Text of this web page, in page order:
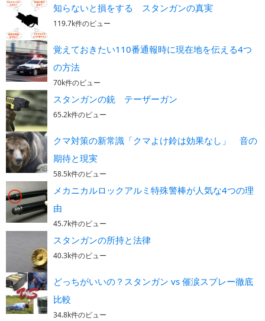
知らないと損をする スタンガンの真実
119.7k件のビュー
覚えておきたい110番通報時に現在地を伝える4つ
の方法
70k件のビュー
スタンガンの銃 テーザーガン
65.2k件のビュー
クマ対策の新常識「クマよけ鈴は効果なし」 音の
期待と現実
58.5k件のビュー
メカニカルロックアルミ特殊警棒が人気な4つの理
由
45.7k件のビュー
スタンガンの所持と法律
40.3k件のビュー
どっちがいいの？スタンガン vs 催涙スプレー徹底
比較
34.8k件のビュー